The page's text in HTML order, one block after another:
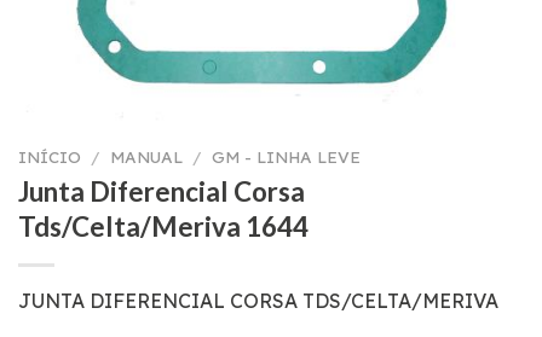
INÍCIO / MANUAL / GM - LINHA LEVE
Junta Diferencial Corsa
Tds/Celta/Meriva 1644
JUNTA DIFERENCIAL CORSA TDS/CELTA/MERIVA